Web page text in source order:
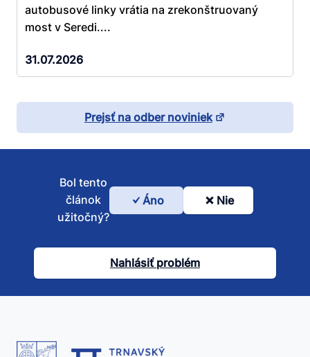
autobusové linky vrátia na zrekonštruovaný
most v Seredi....
31.07.2026
Prejsť na odber noviniek
Bol
článok
užitočný?
Bol tento
článok
užitočný?
Áno Nie
Nahlásiť problém